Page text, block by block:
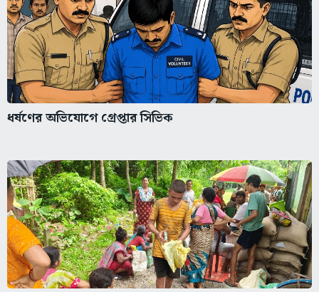
ধর্ষণের অভিযোগে গ্রেপ্তার সিভিক